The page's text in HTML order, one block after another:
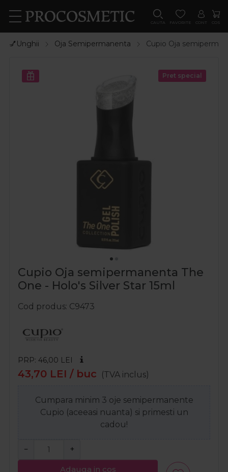
CAUTA FAVORITE CONT COS
💅Unghii Oja Semipermanenta Cupio Oja
Pret special
Cupio Oja semipermanenta The
One - Holo's Silver Star 15ml
Cod produs C9473
PRP: 46,00 LEI
43,70 LEI / buc (TVA inclus)
Cumpara minim 3 oje semipermanente
Cupio (aceeasi nuanta) si primesti un
cadou!
− +
Adauga in cos